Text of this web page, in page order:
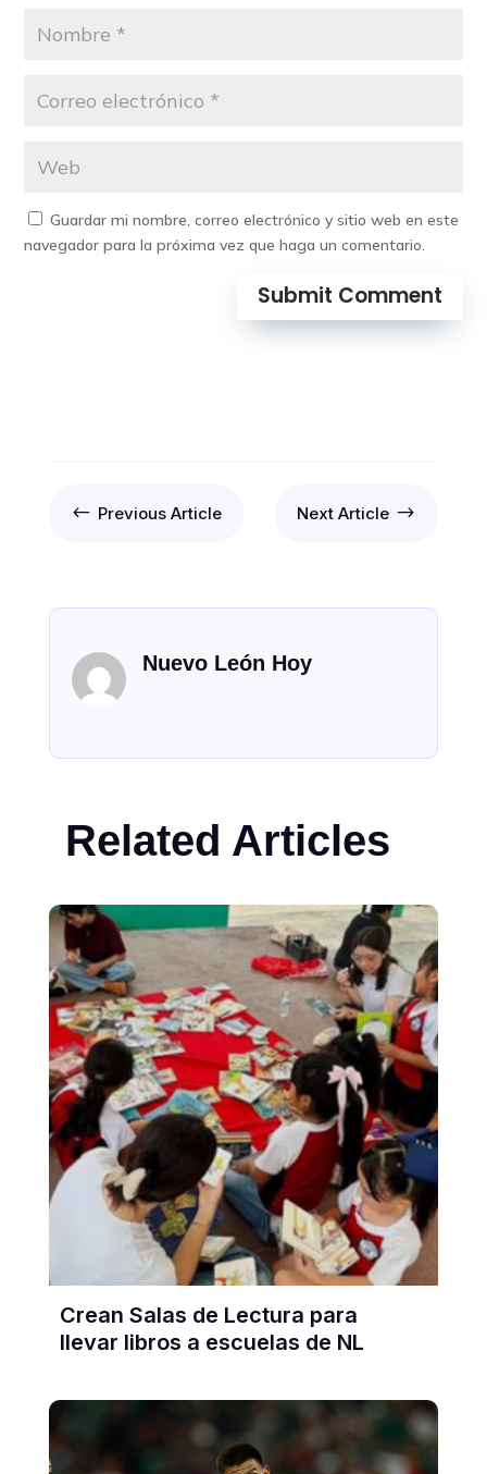
Guardar mi nombre, correo electrónico y sitio web en este
navegador para la próxima vez que haga un comentario.
Submit Comment
# Previous Article Next Article $
Nuevo León Hoy
Related Articles
Crean Salas de Lectura para
llevar libros a escuelas de NL